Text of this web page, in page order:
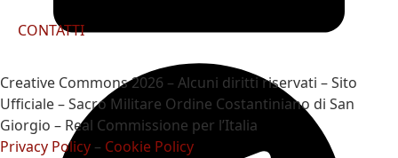
CONTATTI
Creative Commons 2026 – Alcuni diritti riservati – Sito
Ufficiale – Sacro Militare Ordine Costantiniano di San
Giorgio – Real Commissione per l’Italia
Privacy Policy – Cookie Policy